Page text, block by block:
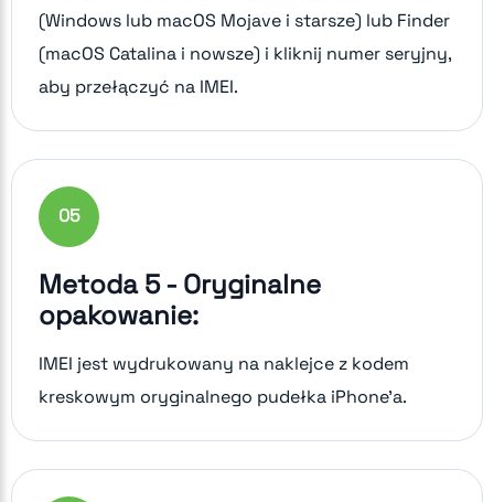
(Windows lub macOS Mojave i starsze) lub Finder
(macOS Catalina i nowsze) i kliknij numer seryjny,
aby przełączyć na IMEI.
05
Metoda 5 - Oryginalne
opakowanie:
IMEI jest wydrukowany na naklejce z kodem
kreskowym oryginalnego pudełka iPhone'a.